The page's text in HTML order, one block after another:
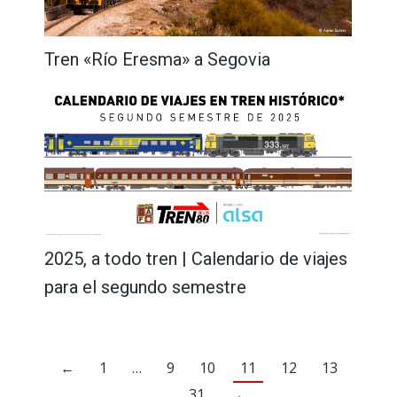
Tren «Río Eresma» a Segovia
2025, a todo tren | Calendario de viajes
para el segundo semestre
← 1 … 9 10 11 12
13